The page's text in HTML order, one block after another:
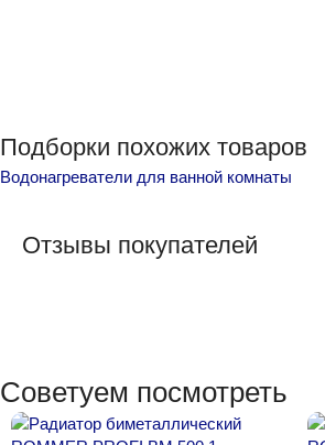
Подборки похожих товаров
Водонагреватели для ванной комнаты
Отзывы покупателей
Советуем посмотреть